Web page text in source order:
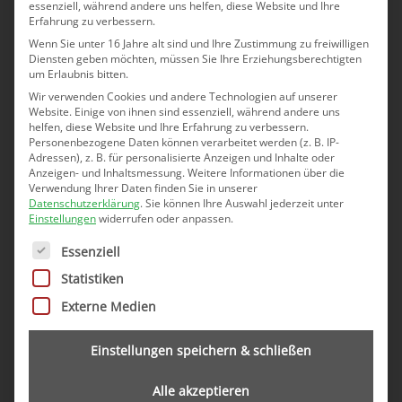
an. Manche Flächen benötigen wöchentliche
Pflege, andere nur saisonale Einsätze – wir
beraten Sie offen und stellen gemeinsam ein
passendes Pflegekonzept auf.
Dabei achten wir nicht nur auf das äußere
Erscheinungsbild. Auch die Bodenqualität, die
Wurzelgesundheit der Pflanzen und der
Zustand von Rasen und Beeten spielen bei
unserer Arbeit eine Rolle. Unsere geschulten
Mitarbeiter bringen das nötige Know-how mit,
um frühzeitig Probleme wie Moosbildung,
Schädlingsbefall oder falsche Schnitttechniken
zu erkennen und zu vermeiden. Durch unsere
Arbeit bleibt Ihre Grünfläche nicht nur optisch
attraktiv, sondern entwickelt sich dauerhaft
stabil – was auch der langfristigen
essenziell, während andere uns helfen, diese Website und Ihre
Erfahrung zu verbessern.
Wenn Sie unter 16 Jahre alt sind und Ihre Zustimmung zu freiwilligen
Diensten geben möchten, müssen Sie Ihre Erziehungsberechtigten
um Erlaubnis bitten.
Wir verwenden Cookies und andere Technologien auf unserer
Website. Einige von ihnen sind essenziell, während andere uns
helfen, diese Website und Ihre Erfahrung zu verbessern.
Personenbezogene Daten können verarbeitet werden (z. B. IP-
Adressen), z. B. für personalisierte Anzeigen und Inhalte oder
Anzeigen- und Inhaltsmessung.Weitere Informationen über die
Verwendung Ihrer Daten finden Sie in unserer
Datenschutzerklärung.Sie können Ihre Auswahl jederzeit unter
Einstellungenwiderrufen oder anpassen.
Es folgt eine Liste der Service-Gruppen, für die eine
Essenziell
Statistiken
Externe Medien
Einstellungen speichern & schließen
Alle akzeptieren